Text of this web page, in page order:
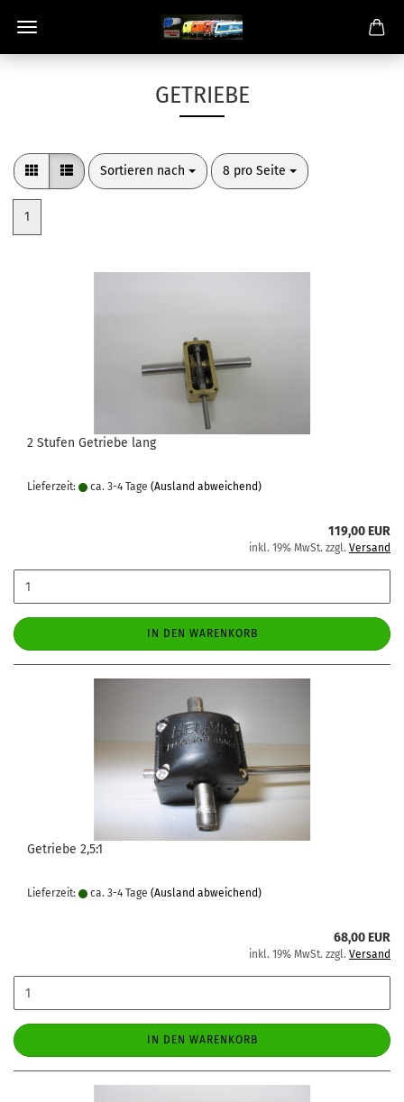
GETRIEBE
Sortieren nach
Sortieren nach 8 pro Seite
pro Seite
1
2 Stufen Getriebe lang
Lieferzeit: ca. 3-4 Tage (Ausland abweichend)
119,00 EUR
inkl. 19% MwSt. zzgl. Versand
IN DEN WARENKORB
Getriebe 2,5:1
Lieferzeit: ca. 3-4 Tage (Ausland abweichend)
68,00 EUR
inkl. 19% MwSt. zzgl. Versand
IN DEN WARENKORB